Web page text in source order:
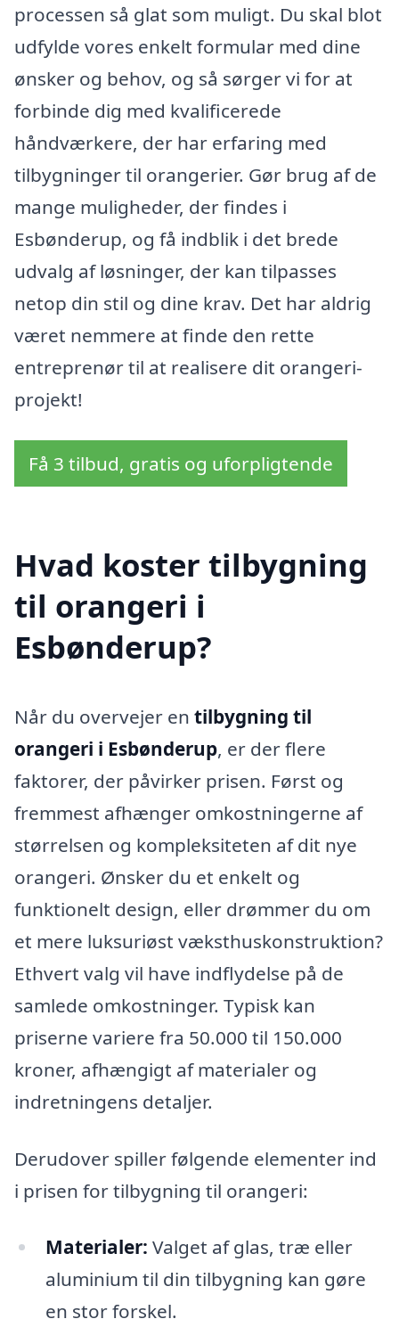
processen så glat som muligt. Du skal blot
udfylde vores enkelt formular med dine
ønsker og behov, og så sørger vi for at
forbinde dig med kvalificerede
håndværkere, der har erfaring med
tilbygninger til orangerier. Gør brug af de
mange muligheder, der findes i
Esbønderup, og få indblik i det brede
udvalg af løsninger, der kan tilpasses
netop din stil og dine krav. Det har aldrig
været nemmere at finde den rette
entreprenør til at realisere dit orangeri-
projekt!
Få 3 tilbud, gratis og uforpligtende
Hvad koster tilbygning
til orangeri i
Esbønderup?
Når du overvejer en tilbygning til
orangeri i Esbønderup, er der flere
faktorer, der påvirker prisen. Først og
fremmest afhænger omkostningerne af
størrelsen og kompleksiteten af dit nye
orangeri. Ønsker du et enkelt og
funktionelt design, eller drømmer du om
et mere luksuriøst væksthuskonstruktion?
Ethvert valg vil have indflydelse på de
samlede omkostninger. Typisk kan
priserne variere fra 50.000 til 150.000
kroner, afhængigt af materialer og
indretningens detaljer.
Derudover spiller følgende elementer ind
i prisen for tilbygning til orangeri:
Materialer: Valget af glas, træ eller
aluminium til din tilbygning kan gøre
en stor forskel.